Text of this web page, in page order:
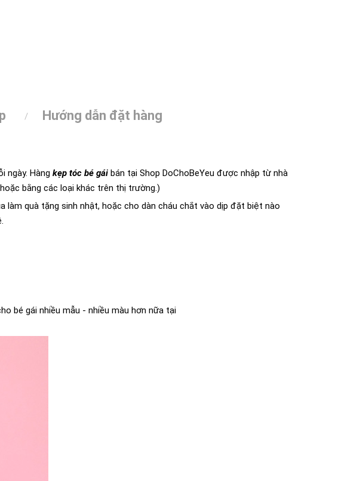
Hướng dẫn đặt hàng
ngày. Hàng kẹp tóc bé gái bán tại Shop DoChoBeYeu được nhập từ nhà
bằng các loại khác trên thị trường.)
quà tặng sinh nhật, hoặc cho dàn cháu chắt vào dịp đặt biệt nào
bé gái nhiều mẫu - nhiều màu hơn nữa tại